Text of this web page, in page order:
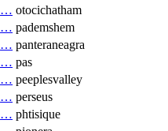
… otocichatham
… pademshem
… panteraneagra
… pas
… peeplesvalley
… perseus
… phtisique